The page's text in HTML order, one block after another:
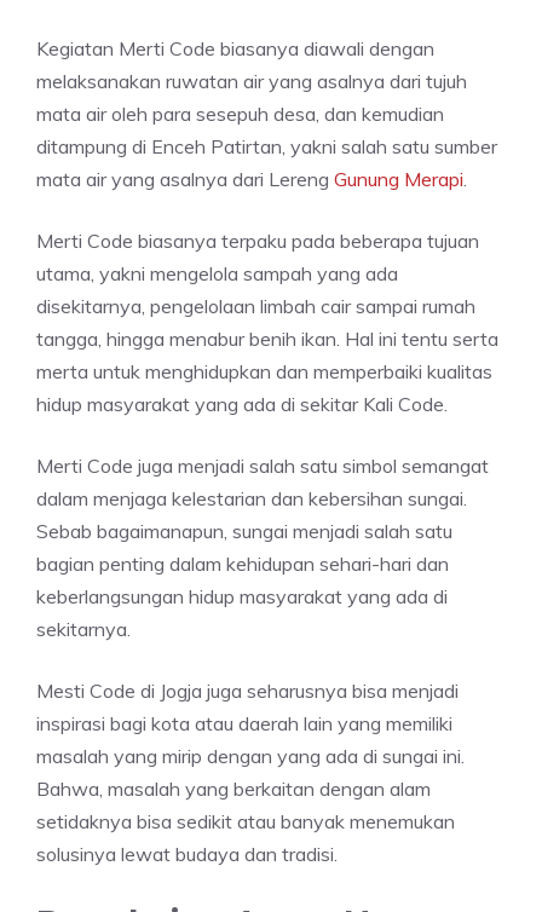
Kegiatan Merti Code biasanya diawali dengan
melaksanakan ruwatan air yang asalnya dari tujuh
mata air oleh para sesepuh desa, dan kemudian
ditampung di Enceh Patirtan, yakni salah satu sumber
mata air yang asalnya dari Lereng Gunung Merapi
Merti Code biasanya terpaku pada beberapa tujuan
utama, yakni mengelola sampah yang ada
disekitarnya, pengelolaan limbah cair sampai rumah
tangga, hingga menabur benih ikan. Hal ini tentu serta
merta untuk menghidupkan dan memperbaiki kualitas
hidup masyarakat yang ada di sekitar Kali Code.
Merti Code juga menjadi salah satu simbol semangat
dalam menjaga kelestarian dan kebersihan sungai.
Sebab bagaimanapun, sungai menjadi salah satu
bagian penting dalam kehidupan sehari-hari dan
keberlangsungan hidup masyarakat yang ada di
sekitarnya.
Mesti Code di Jogja juga seharusnya bisa menjadi
inspirasi bagi kota atau daerah lain yang memiliki
masalah yang mirip dengan yang ada di sungai ini.
Bahwa, masalah yang berkaitan dengan alam
setidaknya bisa sedikit atau banyak menemukan
solusinya lewat budaya dan tradisi.